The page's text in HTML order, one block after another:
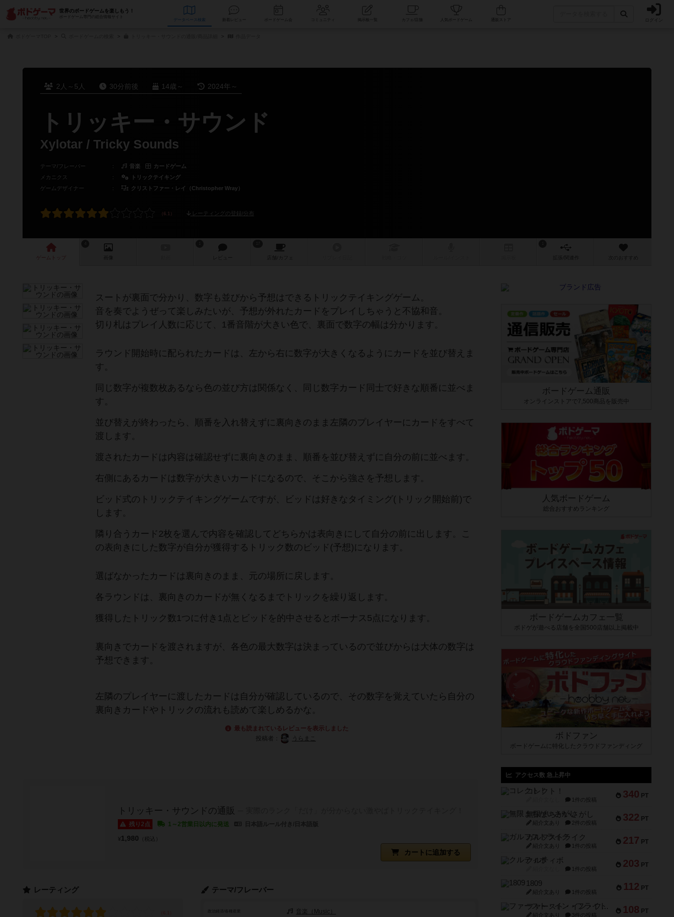
世界のボードゲームを楽しもう！
ボードゲーム専門の総合情報サイト
データベース コミュニティ 人気ボードゲーム ログイン
2人～5人 30分前後 14歳～ 2024年～
トリッキー・サウンド
Xylotar / Tricky Sounds
テーマ/フレーバー ： 音楽
カードゲーム
メカニクス
：
トリックテイキング
ゲームデザイナー
： クリストファー・レイ（Christopher Wray）
レーティングの登録/分布
ゲーム 画像 レビュー 店舗/ カフェ 作 次のおすすめ
スートが裏面で分かり、数字も並びから予想はできるトリックテイキングゲーム。
音を奏でようぜって楽しみたいが、予想が外れたカードをプレイしちゃうと不協和音。
切り札はプレイ人数に応じて、1番音階が大きい色で、裏面で数字の幅は分かります。
ラウンド開始時に配られたカードは、左から右に数字が大きくなるようにカードを並び替えま
す。
同じ数字が複数枚あるなら色の並び方は関係なく、同じ数字カード同士で好きな順番に並べま
す。
並び替えが終わったら、順番を入れ替えずに裏向きのまま左隣のプレイヤーにカードをすべて
渡します。
渡されたカードは内容は確認せずに裏向きのまま、順番を並び替えずに自分の前に並べます。
右側にあるカードは数字が大きいカードになるので、そこから強さを予想します。
ビッド式のトリックテイキングゲームですが、ビッドは好きなタイミング(トリック開始前)で
します。
隣り合うカード2枚を選んで内容を確認してどちらかは表向きにして自分の前に出します。こ
の表向きにした数字が自分が獲得するトリック数のビッド(予想)になります。
選ばなかったカードは裏向きのまま、元の場所に戻します。
各ラウンドは、裏向きのカードが無くなるまでトリックを繰り返します。
獲得したトリック数1つに付き1点とビッドを的中させるとボーナス5点になります。
裏向きでカードを渡されますが、各色の最大数字は決まっているので並びからは大体の数字は
予想できます。
左隣のプレイヤーに渡したカードは自分が確認しているので、その数字を覚えていたら自分の
裏向きカードやトリックの流れも読めて楽しめるかな。
最も読まれているレビューを表示しました
投稿者：
うらまこ
トリッキー・サウンドの通販
残り2点 1～2営業日以内に発送
カートに追加する
¥1,980 （税込）
テーマ/フレーバー
政治経済/各種産業 音楽（Music）
レーティング
ボードゲーム通販
オンラインストアで7,500商品を販売中
人気ボードゲーム
総合おすすめランキング
ボードゲームカフェ一覧
ボドゲが遊べる店舗を全国500店舗以上掲載中
ボドファン
ボードゲームに特化したクラウドファンディング
アクセス数 急上昇中
340 PT
コレクト！
1件の投稿
322 PT
無限まちがいさがし
紹介文あり 2件の投稿
217 PT
ガルフストライク
紹介文あり 1件の投稿
203 PT
クルティボ
1件の投稿
112 PT
1809
紹介文あり 1件の投稿
108 PT
ファースト・イン・フライト
紹介文あり 3件の投稿